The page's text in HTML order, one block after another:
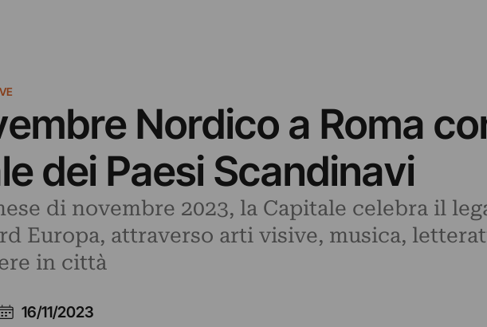
Nordico a Roma
dei Paesi Scandinavi
di novembre 2023, la Capitale celebra il
Europa, attraverso arti visive, musica,
in città
16/11/2023